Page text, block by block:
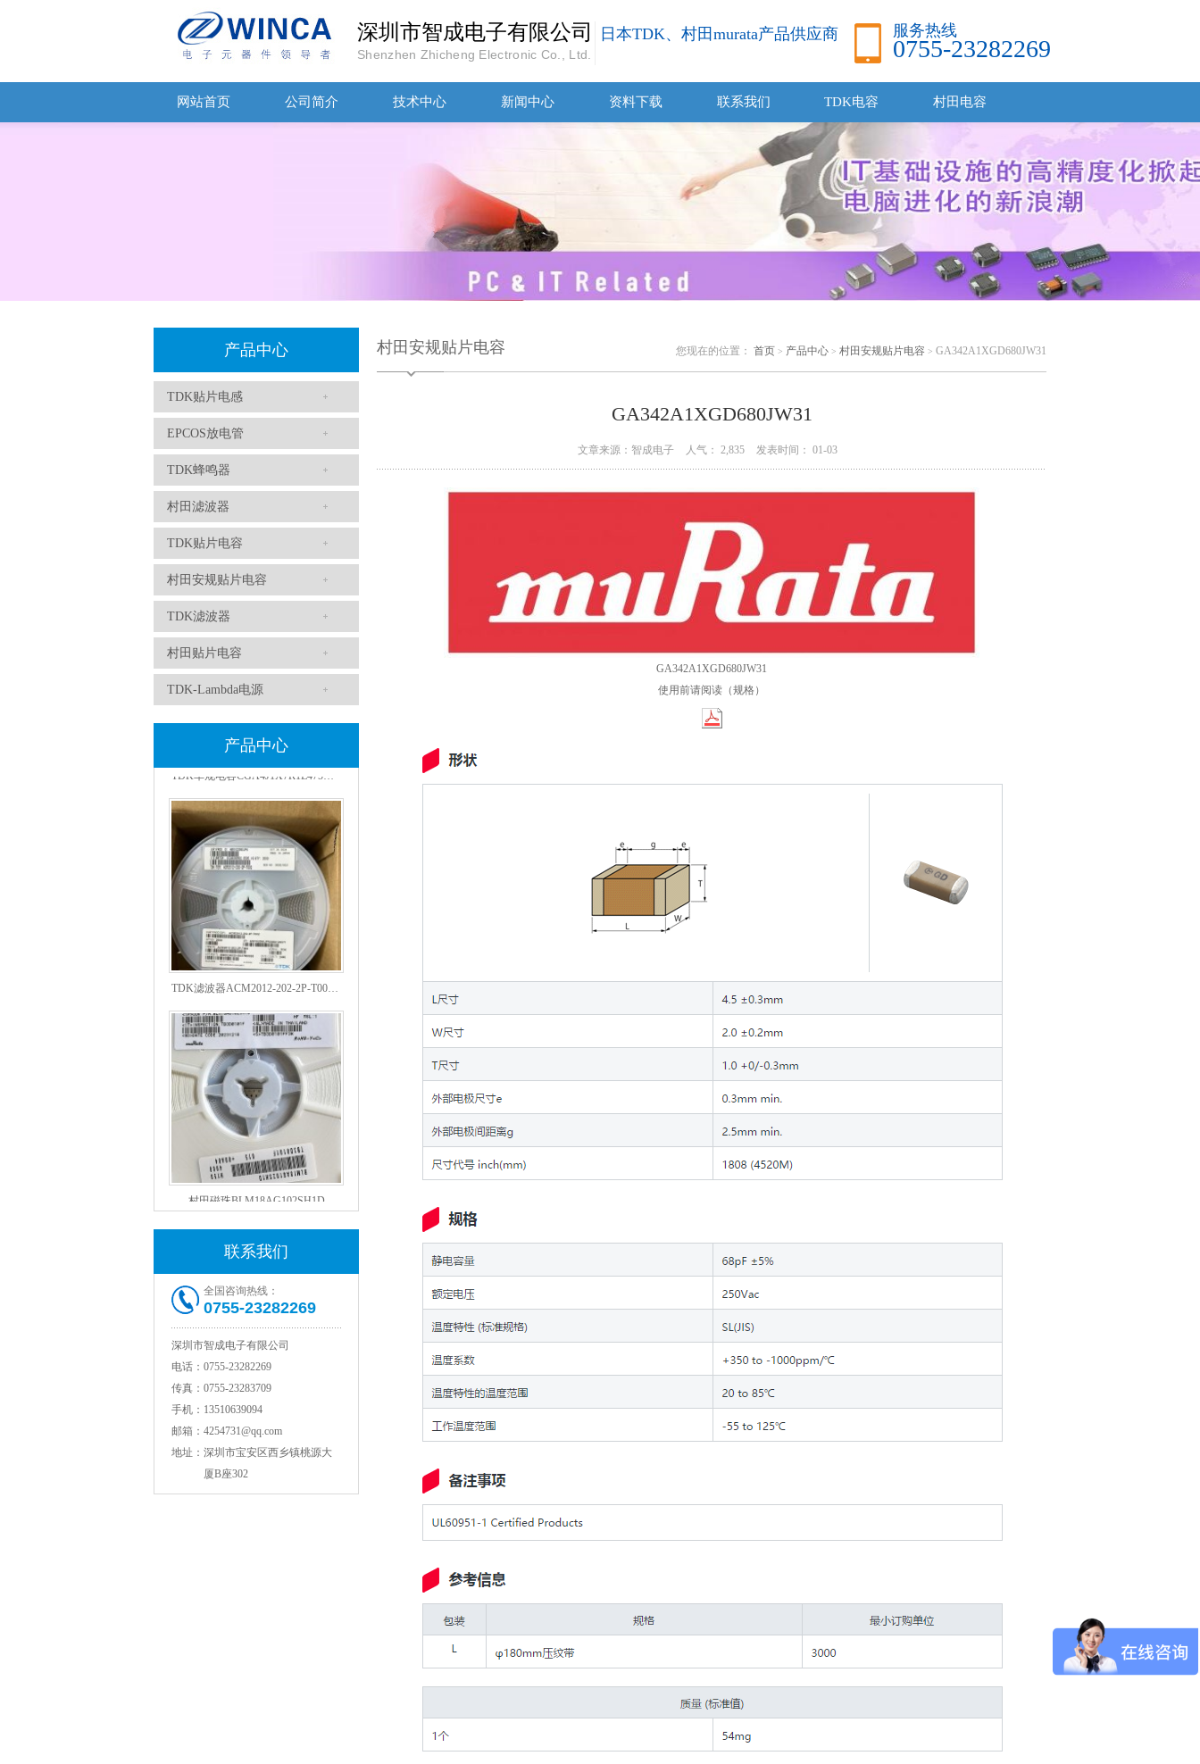
深圳市智成电子有限公司
Shenzhen Zhicheng Electronic Co., Ltd.
日本TDK、村田murata产品供应商 服务热线
0755-23282269
网站首页 公司简介 技术中心 新闻中心 资料下载 联系我们 TDK电容 村田电容
产品中心
TDK贴片电感
EPCOS放电管
TDK蜂鸣器
村田滤波器
TDK贴片电容
村田安规贴片电容
TDK滤波器
村田贴片电容
TDK-Lambda电源
产品中心
TDK车规电容CGA9P3X7S2A156MT0Y0N
TDK滤波器ACM2012-202-2P-T002参数
村田磁珠BLM18AG102SH1D
村田电感LQW18AN15NG00D
联系我们
全国咨询热线：
0755-23282269
深圳市智成电子有限公司
电话： 0755-23282269
传真： 0755-23283709
手机： 13510639094
邮箱： 4254731@qq.com
地址： 深圳市宝安区西乡镇桃源大
厦B座302
村田安规贴片电容 您现在的位置： 首页 > 产品中心 > 村田安规贴片电容 > GA342A1XGD680JW31
GA342A1XGD680JW31
文章来源：智成电子 人气： 2,835 发表时间： 01-03
GA342A1XGD680JW31
使用前请阅读（规格）